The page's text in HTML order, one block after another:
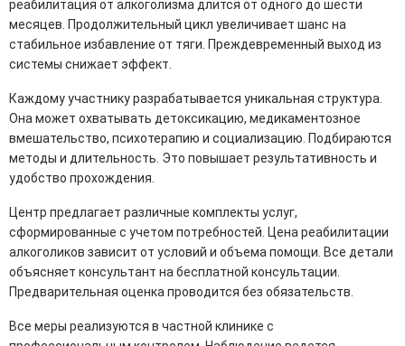
реабилитация от алкоголизма длится от одного до шести
месяцев. Продолжительный цикл увеличивает шанс на
стабильное избавление от тяги. Преждевременный выход из
системы снижает эффект.
Каждому участнику разрабатывается уникальная структура.
Она может охватывать детоксикацию, медикаментозное
вмешательство, психотерапию и социализацию. Подбираются
методы и длительность. Это повышает результативность и
удобство прохождения.
Центр предлагает различные комплекты услуг,
сформированные с учетом потребностей. Цена реабилитации
алкоголиков зависит от условий и объема помощи. Все детали
объясняет консультант на бесплатной консультации.
Предварительная оценка проводится без обязательств.
Все меры реализуются в частной клинике с